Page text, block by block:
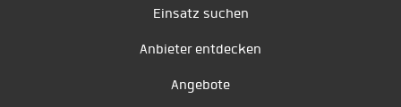
Einsatz suchen
Anbieter entdecken
Angebote